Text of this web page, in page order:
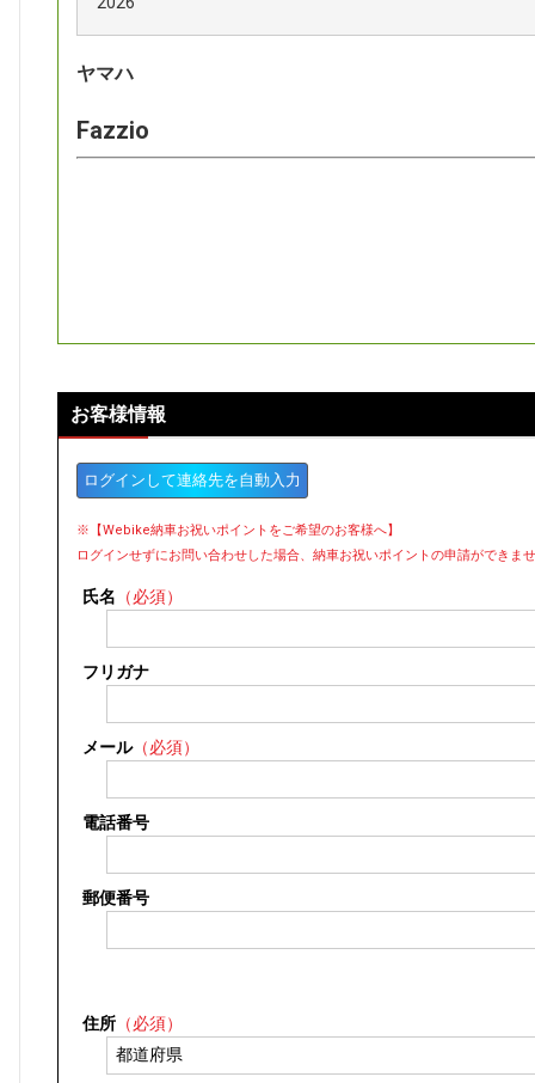
お客様情報
ログインして連絡先を自動入力
※【Webike納車お祝いポイントをご希望のお客様へ】
ログインせずにお問い合わせした場合、納車お祝いポイントの申請ができま
氏名 （必須）
フリガナ
メール（必須）
電話番号
郵便番号
住所 （必須）
ヤマハ
Fazzio